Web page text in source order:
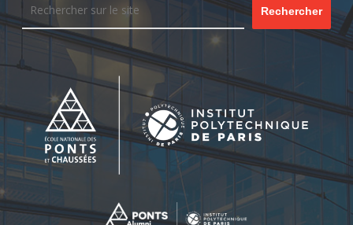
Rechercher